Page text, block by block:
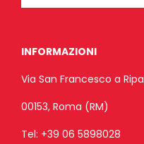
INFORMAZIONI
Via San Francesco a
00153, Roma (RM)
Tel: +39 06 5898028